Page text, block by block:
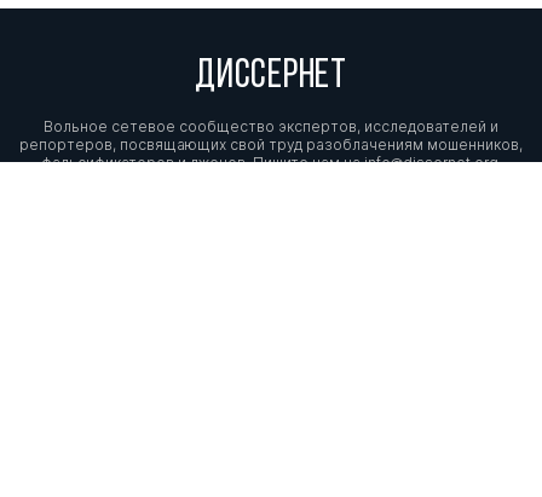
ДИССЕРНЕТ
Вольное сетевое сообщество экспертов, исследователей и
репортеров, посвящающих свой труд разоблачениям мошенников,
фальсификаторов и лжецов. Пишите нам наinfo@dissernet.org.